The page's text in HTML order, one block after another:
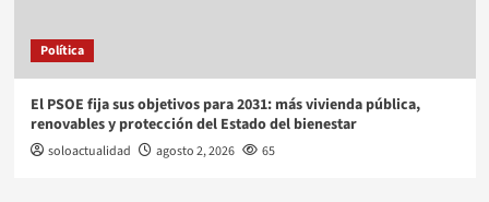
Política
El PSOE fija sus objetivos para 2031: más vivienda pública,
renovables y protección del Estado del bienestar
soloactualidad agosto 2, 2026 65